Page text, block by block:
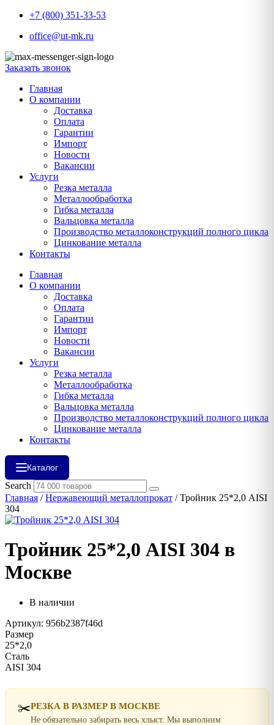
+7 (800) 351-33-53
office@ut-mk.ru
Заказать звонок
Главная
О компании
Доставка
Оплата
Гарантии
Импорт
Новости
Вакансии
Услуги
Резка металла
Металлообработка
Гибка металла
Вальцовка металла
Производство металлоконструкций полного цикла
Цинкование металла
Контакты
Главная
О компании
Доставка
Оплата
Гарантии
Импорт
Новости
Вакансии
Услуги
Резка металла
Металлообработка
Гибка металла
Вальцовка металла
Производство металлоконструкций полного цикла
Цинкование металла
Контакты
Каталог
Search
Главная /Нержавеющий металлопрокат / Тройник 25*2,0 AISI
304
Тройник 25*2,0 AISI 304 в
Москве
В наличии
Артикул: 956b2387f46d
Размер
25*2,0
Сталь
AISI 304
✂️РЕЗКА В РАЗМЕР В МОСКВЕ
Не обязательно забирать весь хлыст. Мы выполним